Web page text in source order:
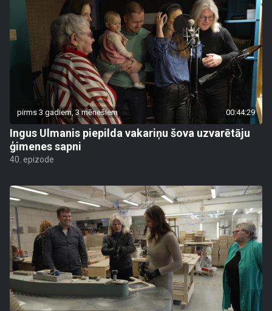
pirms 3 gadiem, 3 mēnešiem 00:44:29
Ingus Ulmanis piepilda vakariņu šova uzvarētāju
ģimenes sapni
40. epizode